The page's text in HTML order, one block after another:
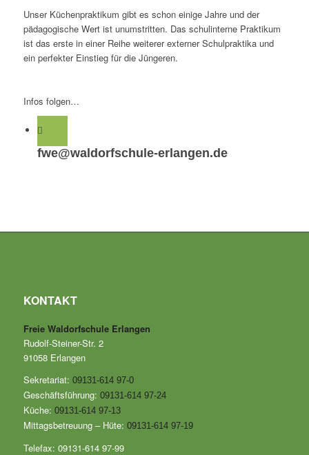
Unser Küchenpraktikum gibt es schon einige Jahre und der
pädagogische Wert ist unumstritten. Das schulinterne Praktikum
ist das erste in einer Reihe weiterer externer Schulpraktika und
ein perfekter Einstieg für die Jüngeren.
Infos folgen…
fwe@waldorfschule-erlangen.de
KONTAKT
Freie Waldorfschule Erlangen
Rudolf-Steiner-Str. 2
91058 Erlangen
Sekretariat: 09131-614 97-0
Geschäftsführung: 09131-614 97-24
Küche: 09131-614 97-13
Mittagsbetreuung – Hüte: 09131-614 97-19
Telefax: 09131-614 97-99